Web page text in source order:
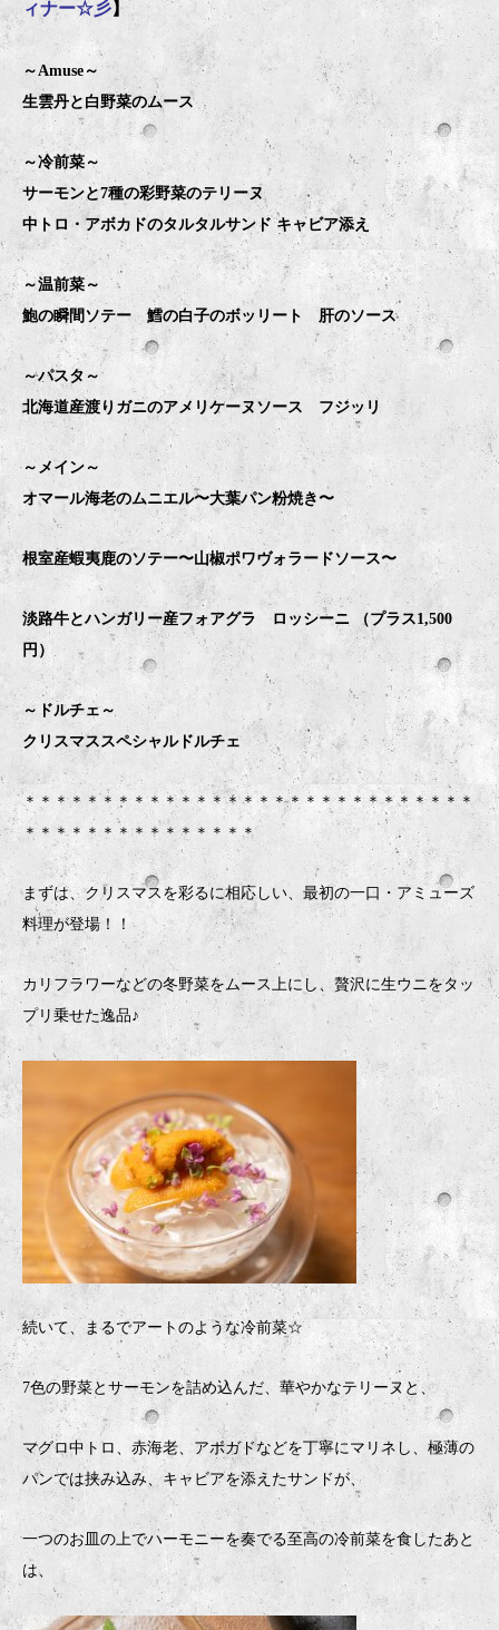
ィナー☆彡】
～Amuse～
生雲丹と白野菜のムース
～冷前菜～
サーモンと7種の彩野菜のテリーヌ
中トロ・アボカドのタルタルサンド キャビア添え
～温前菜～
鮑の瞬間ソテー 鱈の白子のボッリート 肝のソース
～パスタ～
北海道産渡りガニのアメリケーヌソース フジッリ
～メイン～
オマール海老のムニエル〜大葉パン粉焼き〜
根室産蝦夷鹿のソテー〜山椒ポワヴォラードソース〜
淡路牛とハンガリー産フォアグラ ロッシーニ （プラス1,500
円）
～ドルチェ～
クリスマススペシャルドルチェ
＊＊＊＊＊＊＊＊＊＊＊＊＊＊＊＊＊＊＊＊＊＊＊＊＊＊＊＊＊
＊＊＊＊＊＊＊＊＊＊＊＊＊＊＊
まずは、クリスマスを彩るに相応しい、最初の一口・アミューズ
料理が登場！！
カリフラワーなどの冬野菜をムース上にし、贅沢に生ウニをタッ
プリ乗せた逸品♪
続いて、まるでアートのような冷前菜☆
7色の野菜とサーモンを詰め込んだ、華やかなテリーヌと、
マグロ中トロ、赤海老、アボガドなどを丁寧にマリネし、極薄の
パンでは挟み込み、キャビアを添えたサンドが、
一つのお皿の上でハーモニーを奏でる至高の冷前菜を食したあと
は、